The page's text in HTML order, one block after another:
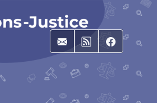
E-mailRSS